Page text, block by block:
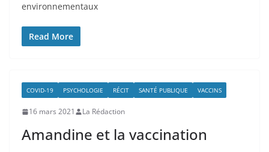
environnementaux
Read More
COVID-19 PSYCHOLOGIE RÉCIT SANTÉ PUBLIQUE VACCINS
16 mars 2021 La Rédaction
Amandine et la vaccination